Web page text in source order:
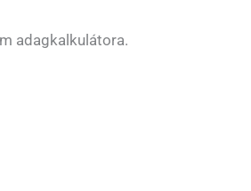
adagkalkulátora.